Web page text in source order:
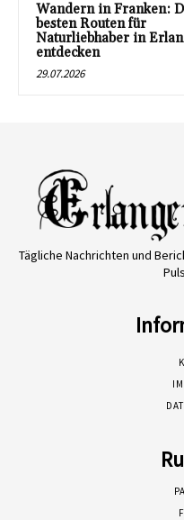
Wandern in Franken:
besten Routen für
Naturliebhaber in
entdecken
29.07.2026
Tägliche Nachrichten und